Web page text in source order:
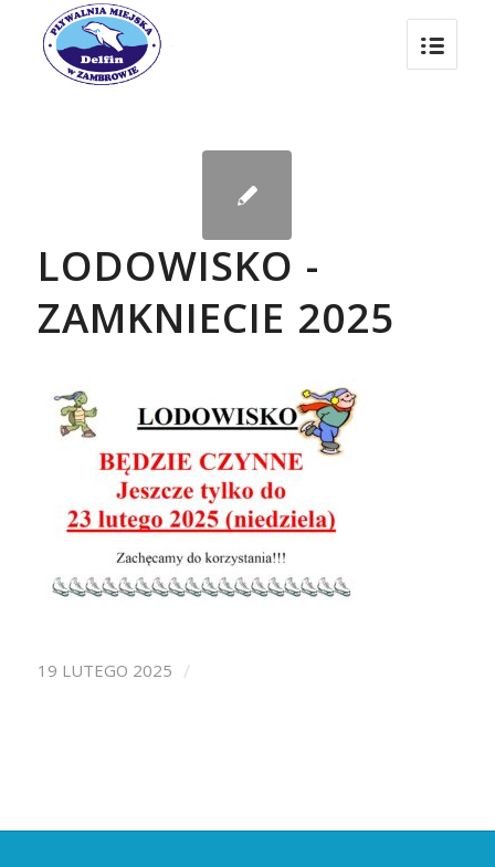
LODOWISKO -
ZAMKNIECIE 2025
19 LUTEGO 2025 /